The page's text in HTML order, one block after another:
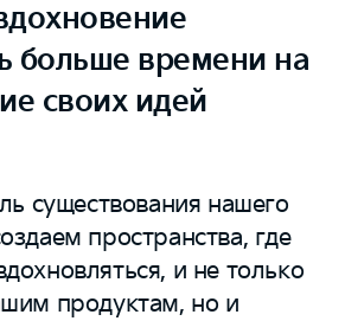
больше времени на
своих идей
существования нашего
пространства, где
и не только
продуктам, но и